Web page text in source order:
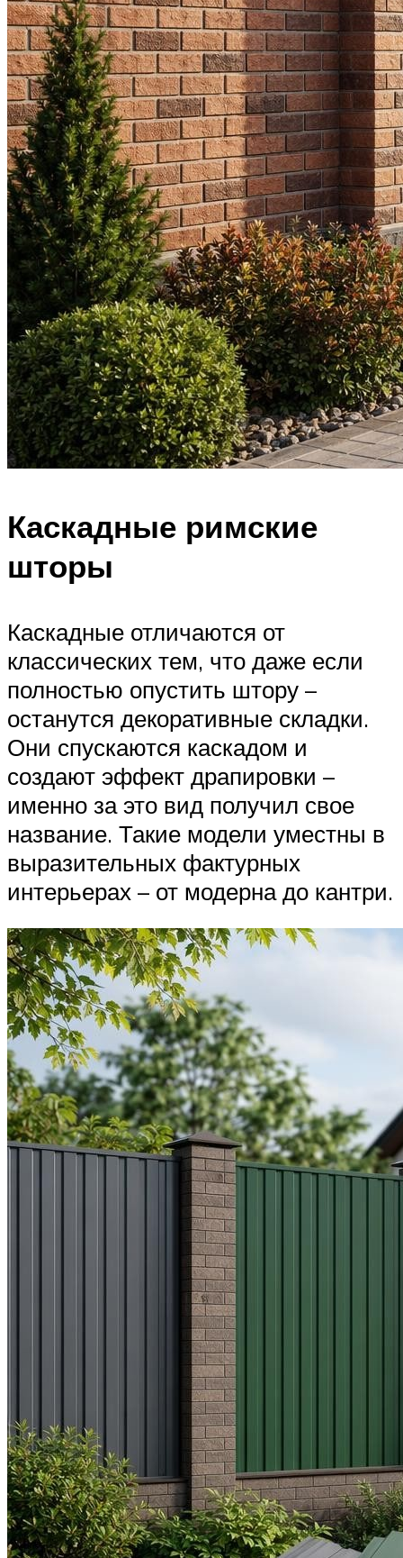
Каскадные римские
шторы
Каскадные отличаются от
классических тем, что даже если
полностью опустить штору –
останутся декоративные складки.
Они спускаются каскадом и
создают эффект драпировки –
именно за это вид получил свое
название. Такие модели уместны в
выразительных фактурных
интерьерах – от модерна до кантри.